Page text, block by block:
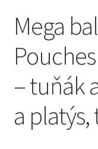
Hill’s pro kočky
Kočičí toalety
Kočkolit
Konzervy a
Mega
– tuňák
a